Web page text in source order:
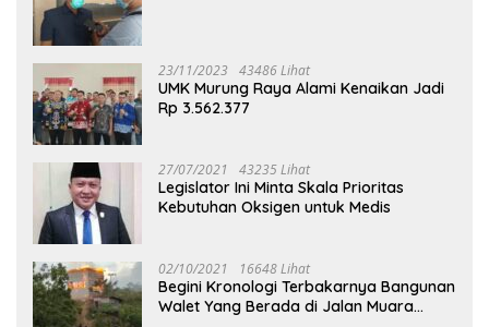
23/11/2023 43486 Lihat
UMK Murung Raya Alami Kenaikan Jadi
Rp 3.562.377
27/07/2021 43235 Lihat
Legislator Ini Minta Skala Prioritas
Kebutuhan Oksigen untuk Medis
02/10/2021 16648 Lihat
Begini Kronologi Terbakarnya Bangunan
Walet Yang Berada di Jalan Muara